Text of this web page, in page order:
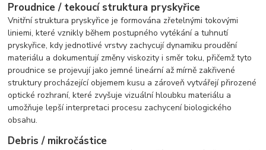
Proudnice / tekoucí struktura pryskyřice
Vnitřní struktura pryskyřice je formována zřetelnými tokovými
liniemi, které vznikly během postupného vytékání a tuhnutí
pryskyřice, kdy jednotlivé vrstvy zachycují dynamiku proudění
materiálu a dokumentují změny viskozity i směr toku, přičemž tyto
proudnice se projevují jako jemné lineární až mírně zakřivené
struktury procházející objemem kusu a zároveň vytvářejí přirozené
optické rozhraní, které zvyšuje vizuální hloubku materiálu a
umožňuje lepší interpretaci procesu zachycení biologického
obsahu.
Debris / mikročástice